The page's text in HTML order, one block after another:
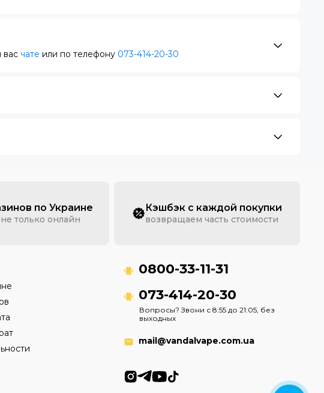
вас чате или по телефону 073-414-20-30
по Украине
только онлайн
Кэшбэк с каждой покупки
возвращаем часть стоимости
0800-33-11-31
073-414-20-30
Вопросы? Звони с 8:55 до 21:05, без
выходных
mail@vandalvape.com.ua